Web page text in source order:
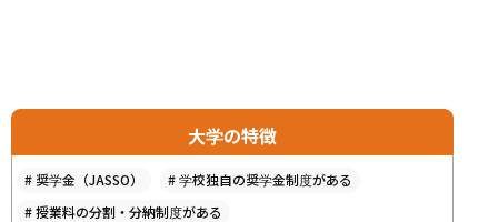
大学の特徴
# 奨学金（JASSO） #学校独自の奨学金制度がある
#授業料の分割・分納制度がある